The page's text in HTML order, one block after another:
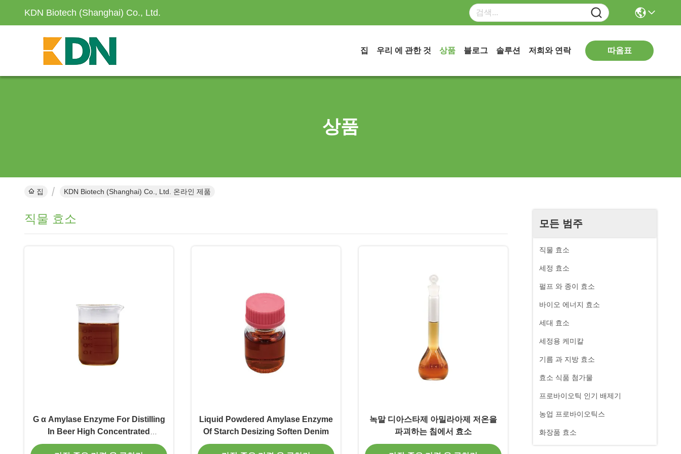
KDN Biotech (Shanghai) Co., Ltd.
집 우리 에 관한 것 상품 블로그 솔루션 저희와 연락 따옴표
상품
집 KDN Biotech (Shanghai) Co., Ltd. 온라인 제품
모든 범주
직물 효소
세정 효소
펄프 와 종이 효소
바이오 에너지 효소
세대 효소
세정용 케미칼
기름 과 지방 효소
효소 식품 첨가물
프로바이오틱 인기 배제기
농업 프로바이오틱스
화장품 효소
직물 효소
G α Amylase Enzyme For Distilling
In Beer High Concentrated
Desizing
Liquid Powdered Amylase Enzyme
Of Starch Desizing Soften Denim
녹말 디아스타제 아밀라아제 저온을
파괴하는 침에서 효소